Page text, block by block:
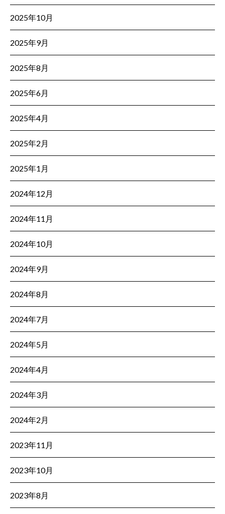
2025年10月
2025年9月
2025年8月
2025年6月
2025年4月
2025年2月
2025年1月
2024年12月
2024年11月
2024年10月
2024年9月
2024年8月
2024年7月
2024年5月
2024年4月
2024年3月
2024年2月
2023年11月
2023年10月
2023年8月